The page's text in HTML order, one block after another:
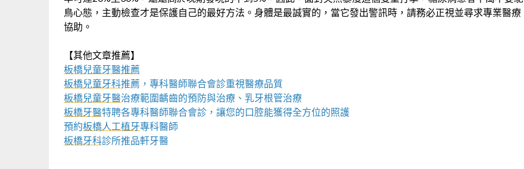
鳥心態，主動檢查才是保護自己的最好方法。身體是最誠實的，當它發出警訊時，請務必正視並尋求專業醫療
協助。
【其他文章推薦】
板橋兒童牙醫推薦
板橋兒童牙科推薦，專科醫師聯合會診重視醫療品質
板橋兒童牙醫治療範圍齲齒的預防與治療、乳牙根管治療
板橋牙醫特聘各專科醫師聯合會診，讓您的口腔能獲得全方位的照護
預約板橋人工植牙專科醫師
板橋牙科診所推品軒牙醫